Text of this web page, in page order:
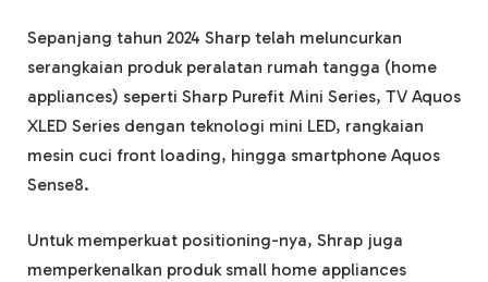
Sepanjang tahun 2024 Sharp telah meluncurkan
serangkaian produk peralatan rumah tangga (home
appliances) seperti Sharp Purefit Mini Series, TV Aquos
XLED Series dengan teknologi mini LED, rangkaian
mesin cuci front loading, hingga smartphone Aquos
Sense8.
Untuk memperkuat positioning-nya, Shrap juga
memperkenalkan produk small home appliances